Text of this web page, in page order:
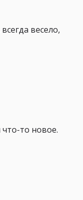
весело,
что-то новое.